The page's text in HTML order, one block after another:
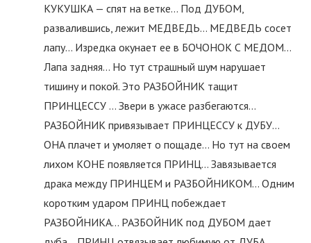
КУКУШКА — спят на ветке… Под ДУБОМ,
развалившись, лежит МЕДВЕДЬ… МЕДВЕДЬ сосет
лапу… Изредка окунает ее в БОЧОНОК С МЕДОМ…
Лапа задняя… Но тут страшный шум нарушает
тишину и покой. Это РАЗБОЙНИК тащит
ПРИНЦЕССУ … Звери в ужасе разбегаются…
РАЗБОЙНИК привязывает ПРИНЦЕССУ к ДУБУ…
ОНА плачет и умоляет о пощаде… Но тут на своем
лихом КОНЕ появляется ПРИНЦ… Завязывается
драка между ПРИНЦЕМ и РАЗБОЙНИКОМ… Одним
коротким ударом ПРИНЦ побеждает
РАЗБОЙНИКА… РАЗБОЙНИК под ДУБОМ дает